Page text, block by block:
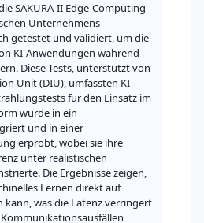
SAKURA-II Edge-Computing-
Unternehmens
getestet und validiert, um die
KI-Anwendungen während
Diese Tests, unterstützt von
Unit (DIU), umfassten KI-
für den Einsatz im
wurde in ein
und in einer
erprobt, wobei sie ihre
unter realistischen
Die Ergebnisse zeigen,
Lernen direkt auf
kann, was die Latenz verringert